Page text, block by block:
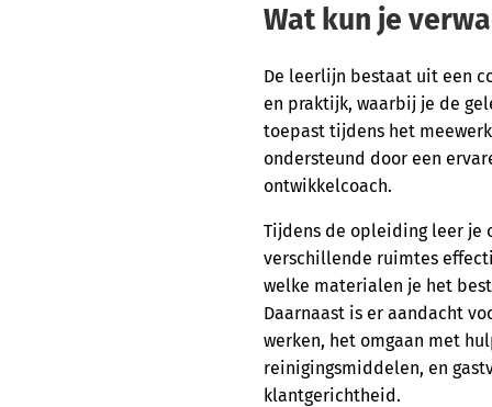
Wat kun je
De leerlijn bestaat uit een
en praktijk, waarbij je de
toepast tijdens het
ondersteund door een
ontwikkelcoach.
Tijdens de opleiding leer je
verschillende ruimtes
welke materialen je het
Daarnaast is er aandacht
werken, het omgaan met
reinigingsmiddelen, en
klantgerichtheid.